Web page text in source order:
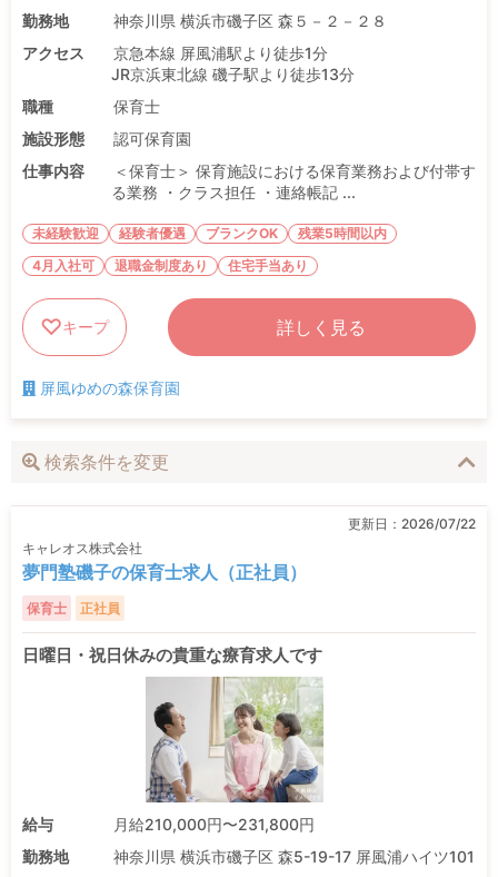
勤務地
神奈川県 横浜市磯子区 森５－２－２８
アクセス
京急本線 屏風浦駅より徒歩1分
JR京浜東北線 磯子駅より徒歩13分
職種
保育士
施設形態
認可保育園
仕事内容
＜保育士＞ 保育施設における保育業務および付帯す
る業務 ・クラス担任 ・連絡帳記 ...
未経験歓迎 経験者優遇 ブランクOK
残業5時間以内
4月入社可
退職金制度あり 住宅手当あり
キープ 詳しく見る
屏風ゆめの森保育園
検索条件を変更
更新日： 2026/07/22
キャレオス株式会社
夢門塾磯子の保育士求人（正社員）
保育士 正社員
日曜日・祝日休みの貴重な療育求人です
給与
月給210,000円〜231,800円
勤務地
神奈川県 横浜市磯子区 森5-19-17 屏風浦ハイツ101